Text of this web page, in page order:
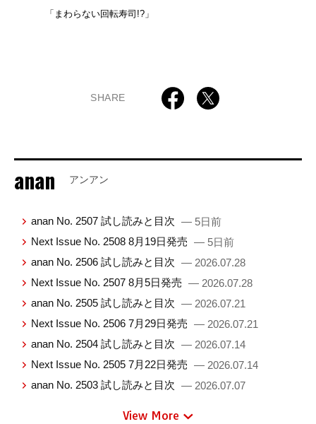
「まわらない回転寿司!?」
SHARE
anan アンアン
anan No. 2507 試し読みと目次 — 5日前
Next Issue No. 2508 8月19日発売 — 5日前
anan No. 2506 試し読みと目次 — 2026.07.28
Next Issue No. 2507 8月5日発売 — 2026.07.28
anan No. 2505 試し読みと目次 — 2026.07.21
Next Issue No. 2506 7月29日発売 — 2026.07.21
anan No. 2504 試し読みと目次 — 2026.07.14
Next Issue No. 2505 7月22日発売 — 2026.07.14
anan No. 2503 試し読みと目次 — 2026.07.07
View More